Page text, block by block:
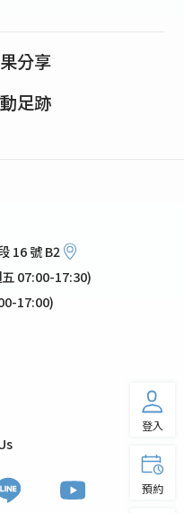
分享
足跡
16 號 B2
07:00-17:30)
17:00)
登入
預約